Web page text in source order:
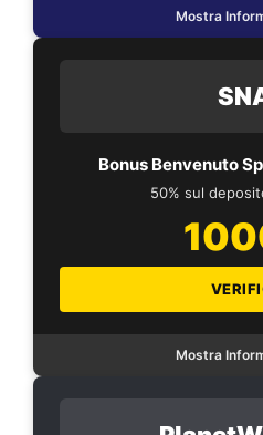
Mostra
Bonus Benvenuto
50% sul
Mostra